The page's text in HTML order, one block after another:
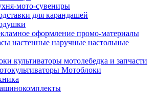
мото-сувениры
для карандашей
оформление промо-материалы
настенные наручные настольные
культиваторы мотолебедка и запчасти
Мотоблоки